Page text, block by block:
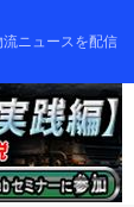
ニュースを配信